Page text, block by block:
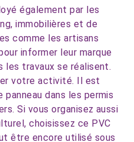
également par les
immobilières et de
comme les artisans
informer leur marque
les travaux se réalisent.
votre activité. Il est
dans les permis
Si vous organisez aussi
choisissez ce PVC
être encore utilisé sous